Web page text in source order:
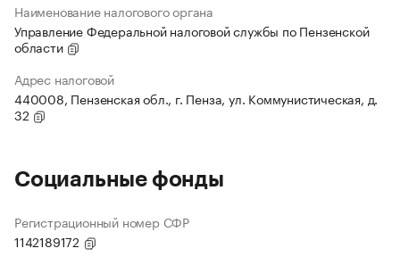
Наименование налогового органа
Управление Федеральной налоговой службы по Пензенской
области
Адрес налоговой
440008, Пензенская обл., г. Пенза, ул. Коммунистическая, д.
32
Социальные фонды
Регистрационный номер СФР
1142189172